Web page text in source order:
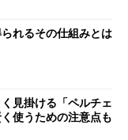
れるその仕組みとは
見掛ける「ペルチェ
使うための注意点も